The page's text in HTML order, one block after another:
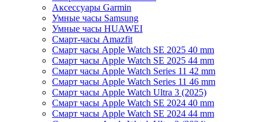
Аксессуары Garmin
Умные часы Samsung
Умные часы HUAWEI
Смарт-часы Amazfit
Смарт часы Apple Watch SE 2025 40 mm
Смарт часы Apple Watch SE 2025 44 mm
Смарт часы Apple Watch Series 11 42 mm
Смарт часы Apple Watch Series 11 46 mm
Смарт часы Apple Watch Ultra 3 (2025)
Смарт часы Apple Watch SE 2024 40 mm
Смарт часы Apple Watch SE 2024 44 mm